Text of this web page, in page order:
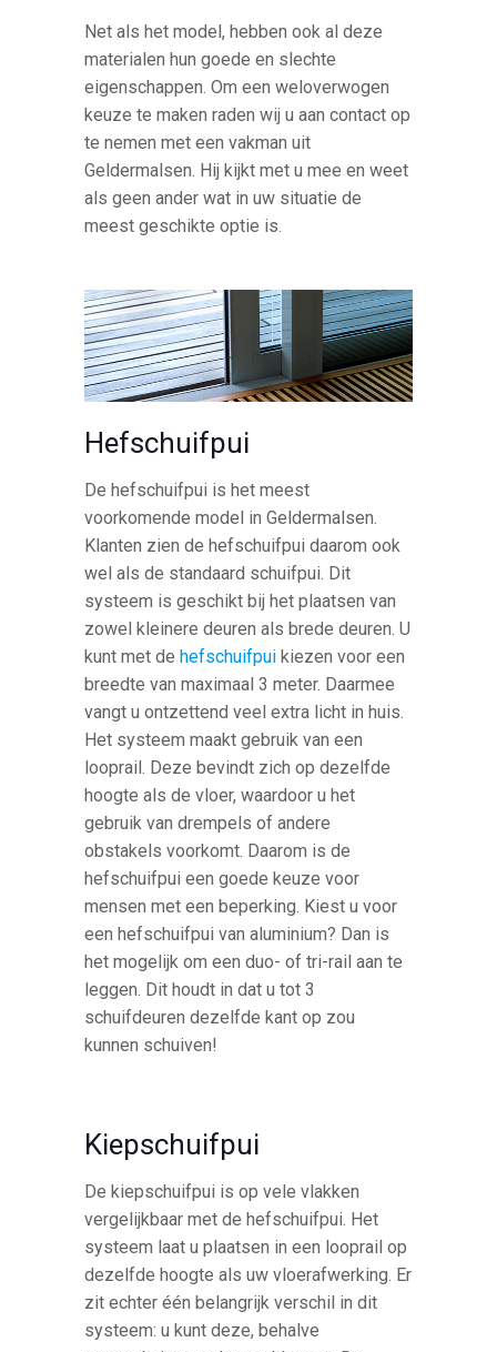
Net als het model, hebben ook al deze
materialen hun goede en slechte
eigenschappen. Om een weloverwogen
keuze te maken raden wij u aan contact op
te nemen met een vakman uit
Geldermalsen. Hij kijkt met u mee en weet
als geen ander wat in uw situatie de
meest geschikte optie is.
Hefschuifpui
De hefschuifpui is het meest
voorkomende model in Geldermalsen.
Klanten zien de hefschuifpui daarom ook
wel als de standaard schuifpui. Dit
systeem is geschikt bij het plaatsen van
zowel kleinere deuren als brede deuren. U
kunt met de hefschuifpui kiezen voor een
breedte van maximaal 3 meter. Daarmee
vangt u ontzettend veel extra licht in huis.
Het systeem maakt gebruik van een
looprail. Deze bevindt zich op dezelfde
hoogte als de vloer, waardoor u het
gebruik van drempels of andere
obstakels voorkomt. Daarom is de
hefschuifpui een goede keuze voor
mensen met een beperking. Kiest u voor
een hefschuifpui van aluminium? Dan is
het mogelijk om een duo- of tri-rail aan te
leggen. Dit houdt in dat u tot 3
schuifdeuren dezelfde kant op zou
kunnen schuiven!
Kiepschuifpui
De kiepschuifpui is op vele vlakken
vergelijkbaar met de hefschuifpui. Het
systeem laat u plaatsen in een looprail op
dezelfde hoogte als uw vloerafwerking. Er
zit echter één belangrijk verschil in dit
systeem: u kunt deze, behalve